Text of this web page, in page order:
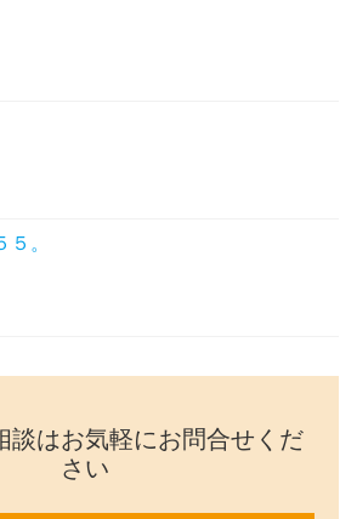
５。
談はお気軽にお問合せくだ
さい